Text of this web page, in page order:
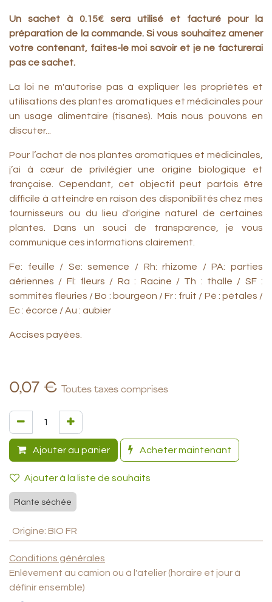
Un sachet à 0.15€ sera utilisé et facturé pour la
préparation de la commande. Si vous souhaitez amener
votre contenant, faites-le moi savoir et je ne facturerai
pas ce sachet.
La loi ne m'autorise pas à expliquer les propriétés et
utilisations des plantes aromatiques et médicinales pour
un usage alimentaire (tisanes). Mais nous pouvons en
discuter...
Pour l’achat de nos plantes aromatiques et médicinales,
j’ai à cœur de privilégier une origine biologique et
française. Cependant, cet objectif peut parfois être
difficile à atteindre en raison des disponibilités chez mes
fournisseurs ou du lieu d'origine naturel de certaines
plantes. Dans un souci de transparence, je vous
communique ces informations clairement.
Fe: feuille / Se: semence / Rh: rhizome / PA: parties
aériennes / Fl: fleurs / Ra : Racine / Th : thalle / SF :
sommités fleuries / Bo : bourgeon / Fr : fruit / Pé : pétales /
Ec : écorce / Au : aubier
Accises payées.
0,07 € Toutes taxes comprises
Ajouter au panier Acheter maintenant
Ajouter à la liste de souhaits
Plante séchée
Origine: BIO FR
Conditions générales
Enlèvement au camion ou à l'atelier (horaire et jour à
définir ensemble)